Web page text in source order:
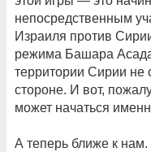
непосредственным
Израиля против
режима Башара
территории Сирии не
стороне. И вот,
может начаться
А теперь ближе к